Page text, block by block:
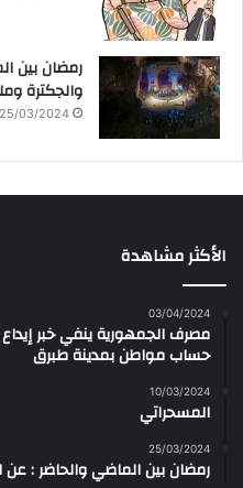
رمضان بين
والجكترة
25/03/2024
الأكثر مشاهدة
03/04/2024
مصرف الجمهورية ينفي خبر
حساب مواطن بمدينة طبرق
10/03/2024
المسحراتي
25/03/2024
رمضان بين الماضي والحاضر : عن